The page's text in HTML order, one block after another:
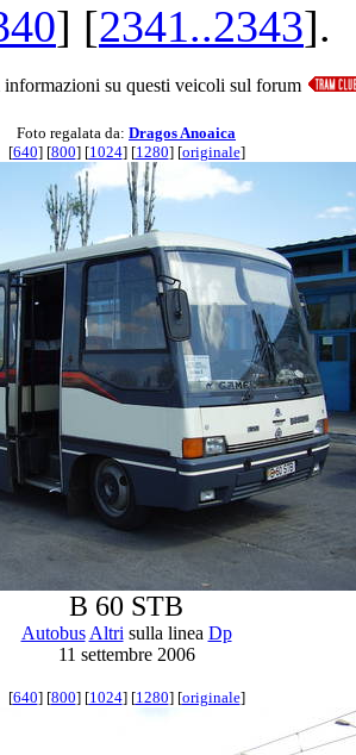
] [2341..2343].
su questi veicoli sul forum
Foto regalata da: Dragos Anoaica
[640] [800] [1024] [1280] [originale]
B 60 STB
Autobus Altri sulla linea Dp
11 settembre 2006
[640] [800] [1024] [1280] [originale]